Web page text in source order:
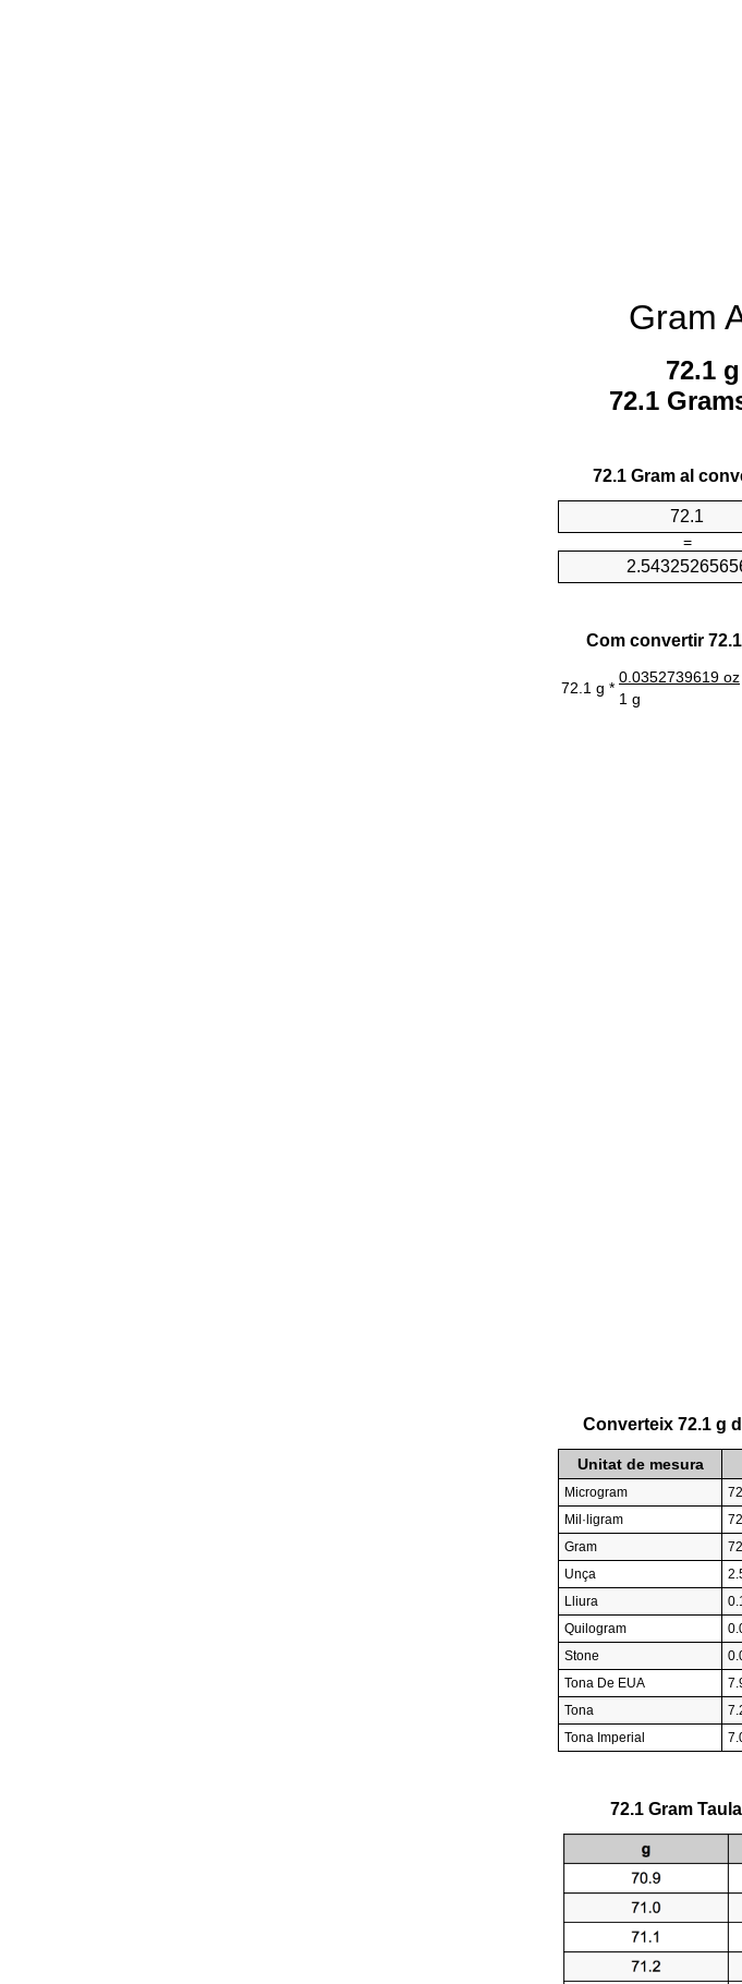
Gram
72.1
72.1
72.1 Gram al
=
Com convertir
72.1 g *
0.0352739619 oz
1 g
Converteix 72.1 g
Unitat de mesura
Microgram
Mil·ligram
Gram
Unça
Lliura
Quilogram
Stone
Tona De EUA
Tona
Tona Imperial
72.1 Gram